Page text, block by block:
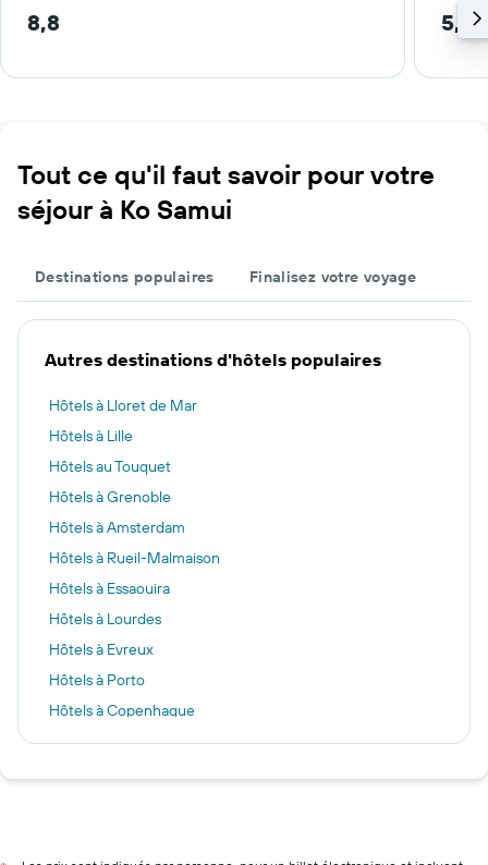
8,8 5,8
Tout ce qu'il faut savoir pour votre
séjour à Ko Samui
Destinations populaires Finalisez votre voyage
Autres destinations d'hôtels populaires
Hôtels à Lloret de Mar
Hôtels à Lille
Hôtels au Touquet
Hôtels à Grenoble
Hôtels à Amsterdam
Hôtels à Rueil-Malmaison
Hôtels à Essaouira
Hôtels à Lourdes
Hôtels à Evreux
Hôtels à Porto
Hôtels à Copenhague
Hôtels à Milan